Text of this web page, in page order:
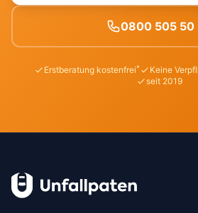
0800 505 50
Erstberatung kostenfrei* Keine
seit 2019